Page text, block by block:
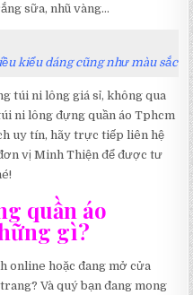
sữa, nhũ vàng…
kiểu dáng cũng như màu sắc
túi ni lông giá sỉ, không qua
ni lông đựng quần áo Tphcm
uy tín, hãy trực tiếp liên hệ
vị Minh Thiện để được tư
quần áo
gì?
online hoặc đang mở cửa
Và quý bạn đang mong